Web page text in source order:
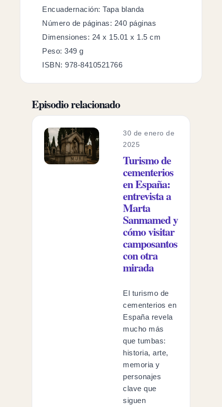
Encuadernación: Tapa blanda
Número de páginas: 240 páginas
Dimensiones: 24 x 15.01 x 1.5 cm
Peso: 349 g
ISBN: 978-8410521766
Episodio relacionado
30 de enero de
2025
Turismo de
cementerios
en España:
entrevista a
Marta
Sanmamed y
cómo visitar
camposantos
con otra
mirada
El turismo de
cementerios en
España revela
mucho más
que tumbas:
historia, arte,
memoria y
personajes
clave que
siguen